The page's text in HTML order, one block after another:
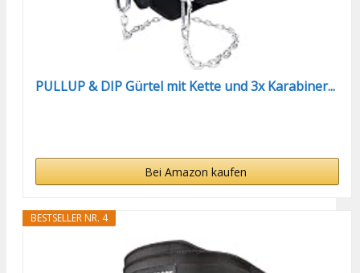
PULLUP & DIP Gürtel mit Kette und 3x Karabiner...
Bei Amazon kaufen
BESTSELLER NR. 4